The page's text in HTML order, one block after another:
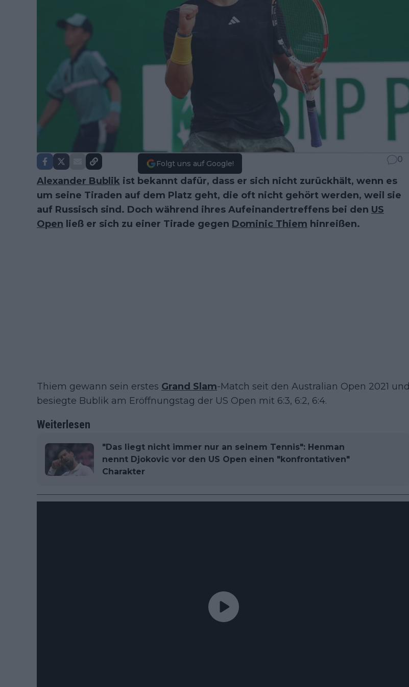
Folgt uns auf Google! 0
Alexander Bublik ist bekannt dafür, dass er sich nicht zurückhält, wenn es
um seine Tiraden auf dem Platz geht, die oft nicht gehört werden, weil sie
auf Russisch sind. Doch während ihres Aufeinandertreffens bei den US
Open ließ er sich zu einer Tirade gegen Dominic Thiem hinreißen.
Thiem gewann sein erstes Grand Slam-Match seit den Australian Open 2021 und
besiegte Bublik am Eröffnungstag der US Open mit 6:3, 6:2, 6:4.
Weiterlesen
"Das liegt nicht immer nur an seinem Tennis": Henman
nennt Djokovic vor den US Open einen "konfrontativen"
Charakter